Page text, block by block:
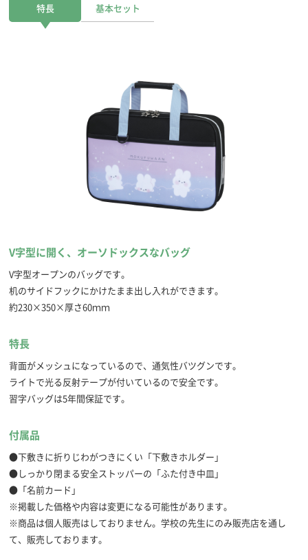
特長 基本セット
V字型に開く、オーソドックスなバッグ
V字型オープンのバッグです。
机のサイドフックにかけたまま出し入れができます。
約230×350×厚さ60ｍｍ
特長
背面がメッシュになっているので、通気性バツグンです。
ライトで光る反射テープが付いているので安全です。
習字バッグは5年間保証です。
付属品
●下敷きに折りじわがつきにくい「下敷きホルダー」
●しっかり閉まる安全ストッパーの「ふた付き中皿」
●「名前カード」
※掲載した価格や内容は変更になる可能性があります。
※商品は個人販売はしておりません。学校の先生にのみ販売店を通し
て、販売しております。